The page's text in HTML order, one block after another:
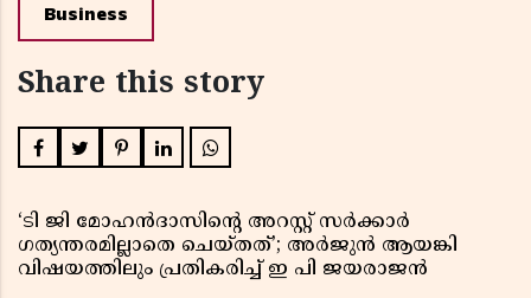
Business
Share this story
‘ടി ജി മോഹൻദാസിൻ്റെ അറസ്റ്റ് സർക്കാർ
ഗത്യന്തരമില്ലാതെ ചെയ്തത്’; അർജുൻ ആയങ്കി
വിഷയത്തിലും പ്രതികരിച്ച് ഇ പി ജയരാജൻ